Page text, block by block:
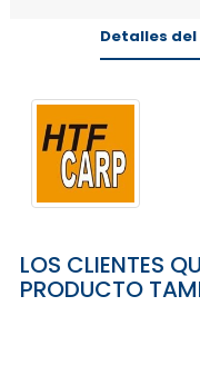
Detalles
LOS CLIENTES
PRODUCTO